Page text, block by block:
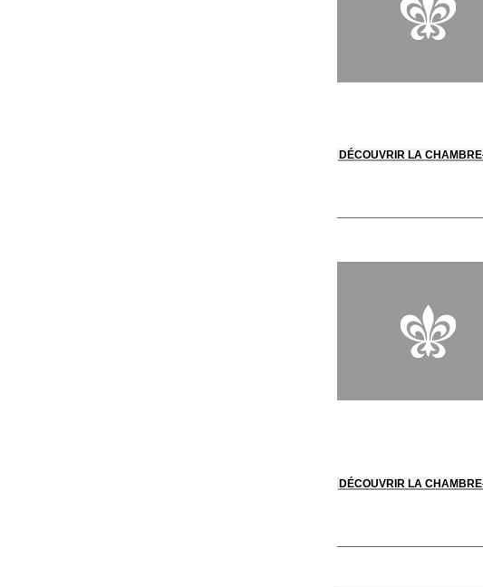
DÉCOUVRIR LA CHAMBRE
DÉCOUVRIR LA CHAMBRE